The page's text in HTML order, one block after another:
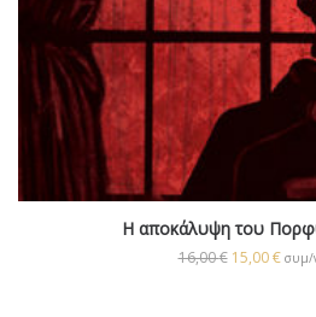
H αποκάλυψη του
16,00€ 15,00€ συμ/